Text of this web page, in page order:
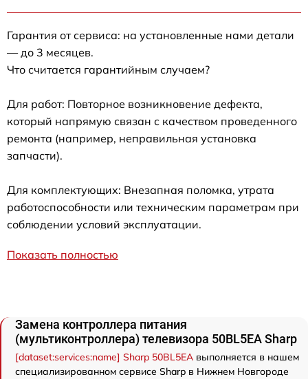
Гарантия от сервиса: на установленные нами детали
— до 3 месяцев.
Что считается гарантийным случаем?
Для работ: Повторное возникновение дефекта,
который напрямую связан с качеством проведенного
ремонта (например, неправильная установка
запчасти).
Для комплектующих: Внезапная поломка, утрата
работоспособности или техническим параметрам при
соблюдении условий эксплуатации.
Показать полностью
Замена контроллера питания
(мультиконтроллера) телевизора 50BL5EA Sharp
[dataset:services:name] Sharp 50BL5EA выполняется в нашем
специализированном сервисе Sharp в Нижнем Новгороде